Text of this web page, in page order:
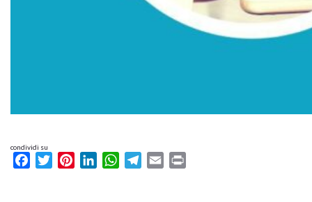
condividi su
FacebookTwitterPinterestLinkedInWhatsAppTelegram
Email